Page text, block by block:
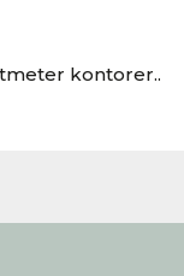
kontorer..